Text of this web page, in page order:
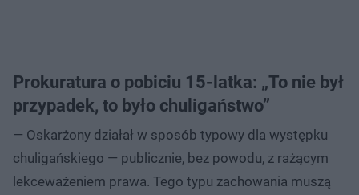
Prokuratura o pobiciu 15-latka: „To nie był
przypadek, to było chuligaństwo”
— Oskarżony działał w sposób typowy dla występku
chuligańskiego — publicznie, bez powodu, z rażącym
lekceważeniem prawa. Tego typu zachowania muszą